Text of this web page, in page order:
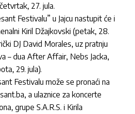
27. jula.
Festivalu” u Jajcu nastupit će i
Kiril Džajkovski (petak, 28.
DJ David Morales, uz pratnju
– dua After Affair, Nebs Jacka,
29. jula).
Festivalu može se pronaći na
a ulaznice za koncerte
grupe S.A.R.S. i Kirila